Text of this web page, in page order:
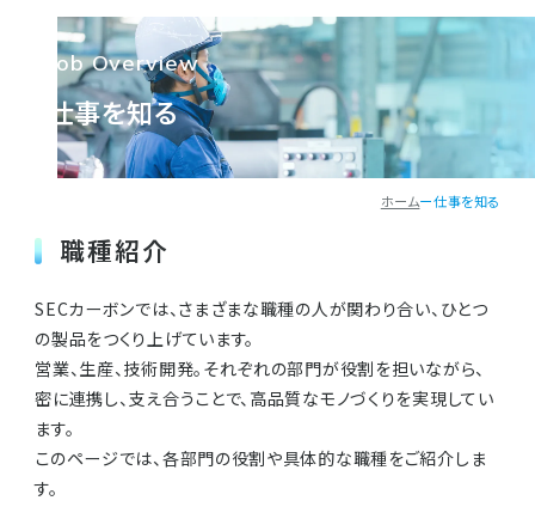
SECカーボンを知る
仕事を知る
働く環境を知る
新卒採用ENTRY
中途採用ENTRY
Job Overview
仕事を知る
ホームー仕事を知る
職種紹介
SECカーボンでは、さまざまな職種の人が関わり合い、ひとつ
の製品をつくり上げています。
営業、生産、技術開発。それぞれの部門が役割を担いながら、
密に連携し、支え合うことで、高品質なモノづくりを実現してい
ます。
このページでは、各部門の役割や具体的な職種をご紹介しま
す。
閉じる
閉じる
閉じる